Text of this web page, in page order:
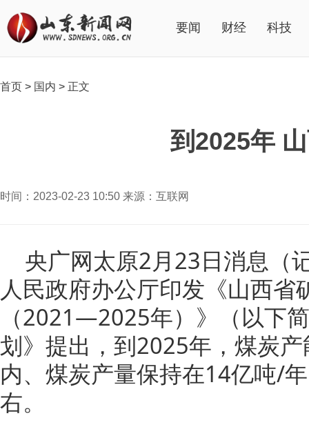
要闻 财经 科技
首页 > 国内 > 正文
到2025年
时间：2023-02-23 10:50 来源：互联网
央广网太原2月23日消息（
人民政府办公厅印发《山西省
（2021—2025年）》（以下
划》提出，到2025年，煤炭
内、煤炭产量保持在14亿吨/
右。